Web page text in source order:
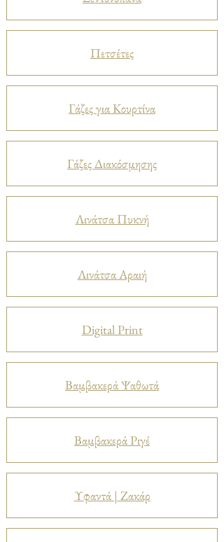
Πετσέτες
Γάζες για Κουρτίνα
Γάζες Διακόσμησης
Λινάτσα Πυκνή
Λινάτσα Αραιή
Digital Print
Βαμβακερά Ψαθωτά
Βαμβακερά Ριγέ
Υφαντά | Ζακάρ